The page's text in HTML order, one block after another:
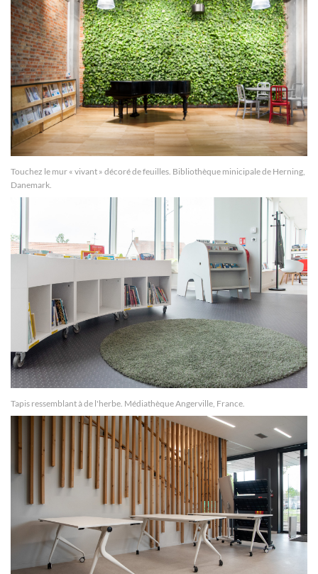
Touchez le mur « vivant » décoré de feuilles. Bibliothèque minicipale de Herning,
Danemark.
Tapis ressemblant à de l'herbe. Médiathèque Angerville, France.